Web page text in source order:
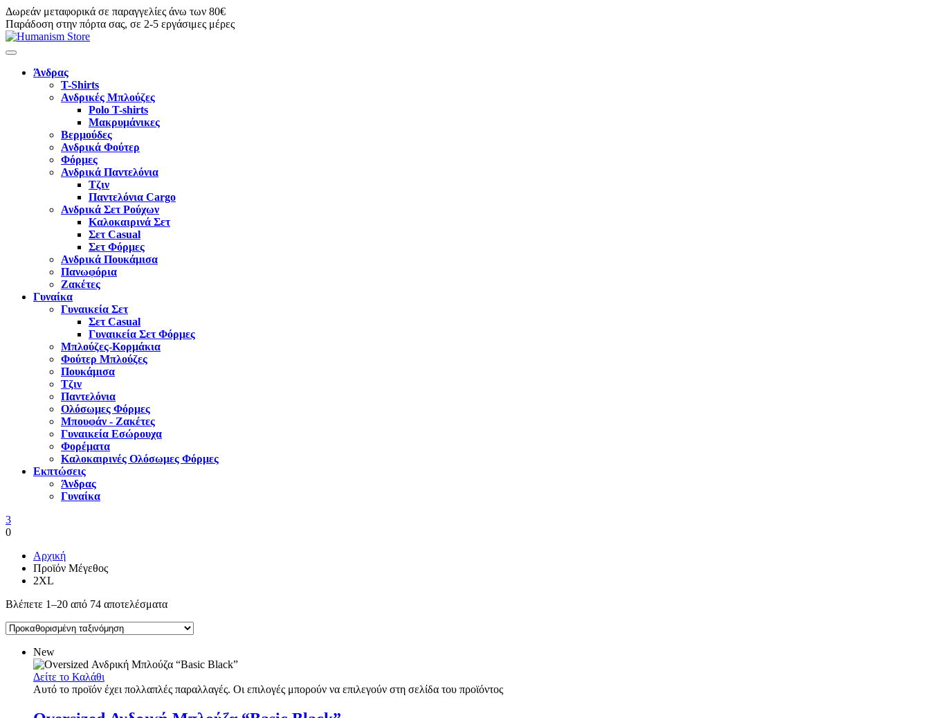
Δωρεάν μεταφορικά σε παραγγελίες άνω των 80€
Παράδοση στην πόρτα σας, σε 2-5 εργάσιμες μέρες
Άνδρας
T-Shirts
Ανδρικές Μπλούζες
Polo T-shirts
Μακρυμάνικες
Βερμούδες
Ανδρικά Φούτερ
Φόρμες
Ανδρικά Παντελόνια
Τζιν
Παντελόνια Cargo
Ανδρικά Σετ Ρούχων
Καλοκαιρινά Σετ
Σετ Casual
Σετ Φόρμες
Ανδρικά Πουκάμισα
Πανωφόρια
Ζακέτες
Γυναίκα
Γυναικεία Σετ
Σετ Casual
Γυναικεία Σετ Φόρμες
Μπλούζες-Κορμάκια
Φούτερ Μπλούζες
Πουκάμισα
Τζιν
Παντελόνια
Ολόσωμες Φόρμες
Μπουφάν - Ζακέτες
Γυναικεία Εσώρουχα
Φορέματα
Καλοκαιρινές Ολόσωμες Φόρμες
Εκπτώσεις
Άνδρας
Γυναίκα
3
0
Αρχική
Προϊόν Μέγεθος
2XL
Βλέπετε 1–20 από 74 αποτελέσματα
New
Δείτε το Καλάθι
Αυτό το προϊόν έχει πολλαπλές παραλλαγές. Οι επιλογές μπορούν να επιλεγούν στη σελίδα του προϊόντος